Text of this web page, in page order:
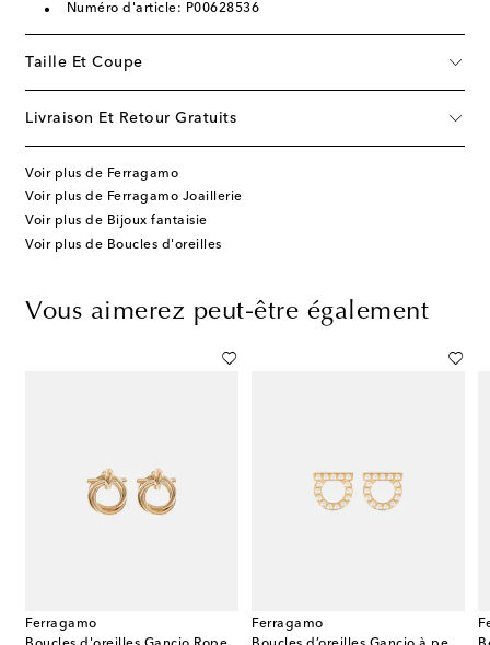
Numéro d'article: P00628536
Taille Et Coupe
Livraison Et Retour Gratuits
Voir plus de Ferragamo
Voir plus de Ferragamo Joaillerie
Voir plus de Bijoux fantaisie
Voir plus de Boucles d'oreilles
Vous aimerez peut-être également
Ferragamo
Ferragamo